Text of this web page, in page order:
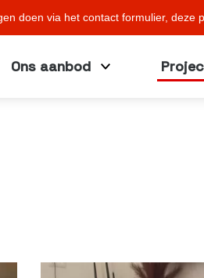
doen via het contact formulier, deze
Ons aanbod